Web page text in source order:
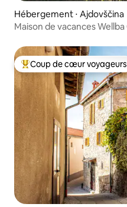
Hébergement ⋅ Ajdovščina
Maison de vacances
Coups de cœur voyageurs
Coup de cœur voyageurs